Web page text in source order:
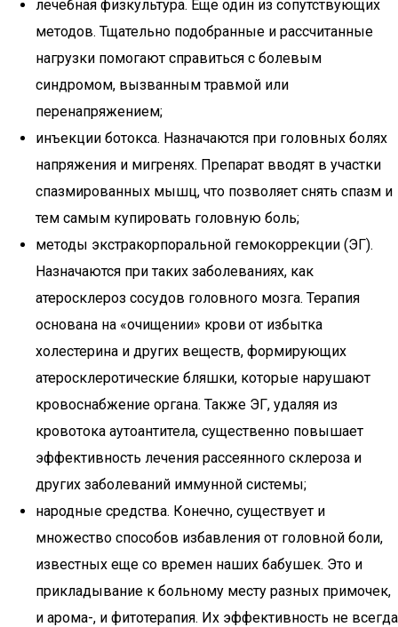
лечебная физкультура. Еще один из сопутствующих
методов. Тщательно подобранные и рассчитанные
нагрузки помогают справиться с болевым
синдромом, вызванным травмой или
перенапряжением;
инъекции ботокса. Назначаются при головных болях
напряжения и мигренях. Препарат вводят в участки
спазмированных мышц, что позволяет снять спазм и
тем самым купировать головную боль;
методы экстракорпоральной гемокоррекции (ЭГ).
Назначаются при таких заболеваниях, как
атеросклероз сосудов головного мозга. Терапия
основана на «очищении» крови от избытка
холестерина и других веществ, формирующих
атеросклеротические бляшки, которые нарушают
кровоснабжение органа. Также ЭГ, удаляя из
кровотока аутоантитела, существенно повышает
эффективность лечения рассеянного склероза и
других заболеваний иммунной системы;
народные средства. Конечно, существует и
множество способов избавления от головной боли,
известных еще со времен наших бабушек. Это и
прикладывание к больному месту разных примочек,
и арома-, и фитотерапия. Их эффективность не всегда